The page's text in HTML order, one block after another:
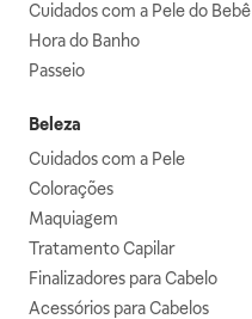
Cuidados com a Pele do Bebê
Hora do Banho
Passeio
Beleza
Cuidados com a Pele
Colorações
Maquiagem
Tratamento Capilar
Finalizadores para Cabelo
Acessórios para Cabelos